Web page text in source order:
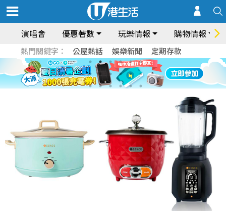
演唱會 優惠著數 玩樂情報 購物情報
熱門關鍵字： 公屋熱話 娛樂新聞 定期存款